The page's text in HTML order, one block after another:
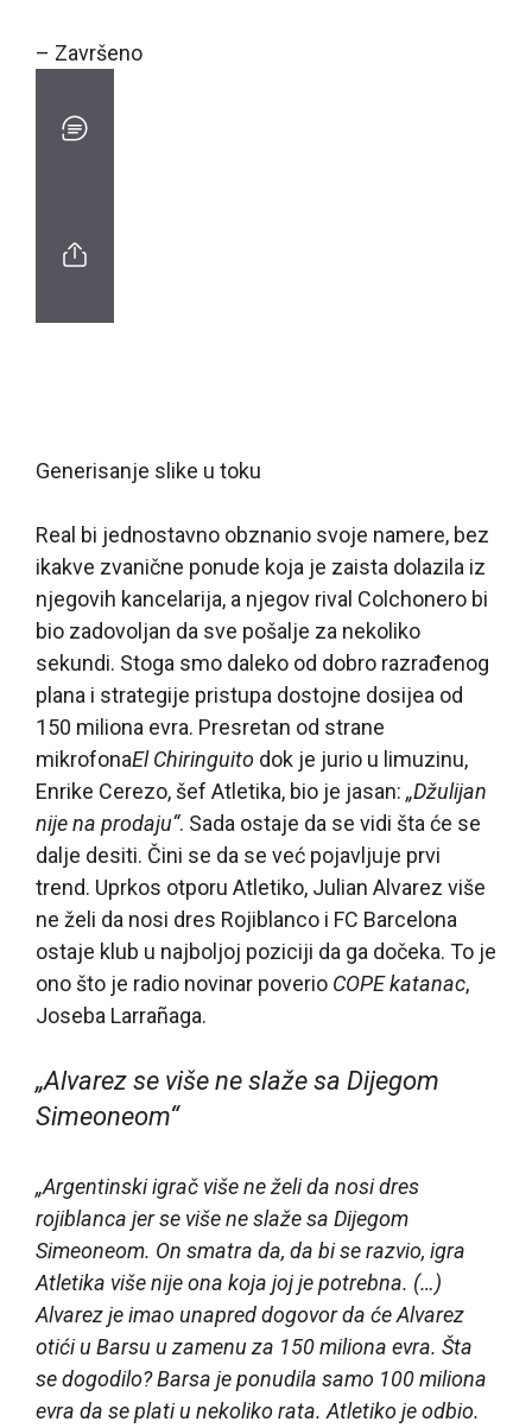
– Završeno
Generisanje slike u toku
Real bi jednostavno obznanio svoje namere, bez
ikakve zvanične ponude koja je zaista dolazila iz
njegovih kancelarija, a njegov rival Colchonero bi
bio zadovoljan da sve pošalje za nekoliko
sekundi. Stoga smo daleko od dobro razrađenog
plana i strategije pristupa dostojne dosijea od
150 miliona evra. Presretan od strane
mikrofonaEl Chiringuito dok je jurio u limuzinu,
Enrike Cerezo, šef Atletika, bio je jasan: „Džulijan
nije na prodaju“. Sada ostaje da se vidi šta će se
dalje desiti. Čini se da se već pojavljuje prvi
trend. Uprkos otporu Atletiko, Julian Alvarez više
ne želi da nosi dres Rojiblanco i FC Barcelona
ostaje klub u najboljoj poziciji da ga dočeka. To je
ono što je radio novinar poverio COPE katanac,
Joseba Larrañaga.
„Alvarez se više ne slaže sa Dijegom
Simeoneom“
„Argentinski igrač više ne želi da nosi dres
rojiblanca jer se više ne slaže sa Dijegom
Simeoneom. On smatra da, da bi se razvio, igra
Atletika više nije ona koja joj je potrebna. (…)
Alvarez je imao unapred dogovor da će Alvarez
otići u Barsu u zamenu za 150 miliona evra. Šta
se dogodilo? Barsa je ponudila samo 100 miliona
evra da se plati u nekoliko rata. Atletiko je odbio.